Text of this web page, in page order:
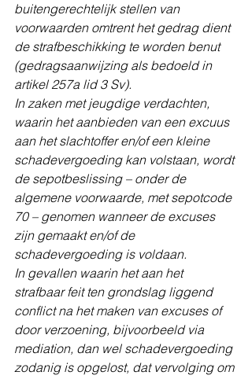
buitengerechtelijk stellen van
voorwaarden omtrent het gedrag dient
de strafbeschikking te worden benut
(gedragsaanwijzing als bedoeld in
artikel 257a lid 3 Sv).
In zaken met jeugdige verdachten,
waarin het aanbieden van een excuus
aan het slachtoffer en/of een kleine
schadevergoeding kan volstaan, wordt
de sepotbeslissing – onder de
algemene voorwaarde, met sepotcode
70 – genomen wanneer de excuses
zijn gemaakt en/of de
schadevergoeding is voldaan.
In gevallen waarin het aan het
strafbaar feit ten grondslag liggend
conflict na het maken van excuses of
door verzoening, bijvoorbeeld via
mediation, dan wel schadevergoeding
zodanig is opgelost, dat vervolging om